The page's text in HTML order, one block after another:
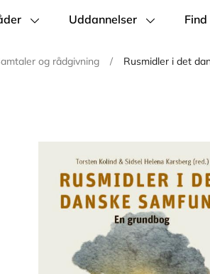
Uddannelser
og rådgivning / Rusmidler i det